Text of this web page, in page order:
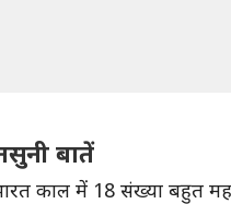
बातें
काल में 18 संख्या बहुत